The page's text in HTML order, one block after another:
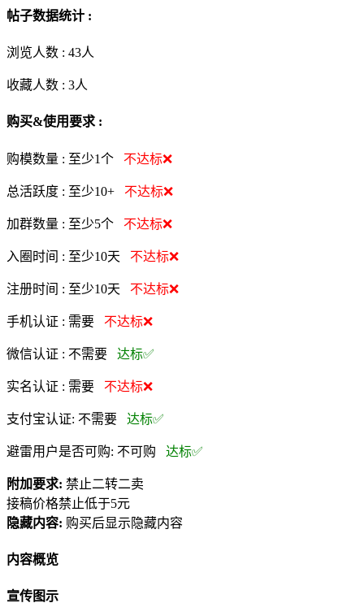
帖子数据统计 :
浏览人数 : 43人
收藏人数 : 3人
购买&使用要求 :
购模数量 : 至少1个 不达标❌
总活跃度 : 至少10+ 不达标❌
加群数量 : 至少5个 不达标❌
入圈时间 : 至少10天 不达标❌
注册时间 : 至少10天 不达标❌
手机认证 : 需要 不达标❌
微信认证 : 不需要 达标✅
实名认证 : 需要 不达标❌
支付宝认证: 不需要 达标✅
避雷用户是否可购: 不可购 达标✅
附加要求: 禁止二转二卖
接稿价格禁止低于5元
隐藏内容: 购买后显示隐藏内容
内容概览
宣传图示